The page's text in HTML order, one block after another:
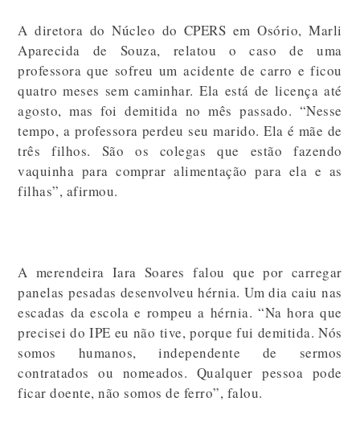
A diretora do Núcleo do CPERS em Osório, Marli
Aparecida de Souza, relatou o caso de uma
professora que sofreu um acidente de carro e ficou
quatro meses sem caminhar. Ela está de licença até
agosto, mas foi demitida no mês passado. “Nesse
tempo, a professora perdeu seu marido. Ela é mãe de
três filhos. São os colegas que estão fazendo
vaquinha para comprar alimentação para ela e as
filhas”, afirmou.
A merendeira Iara Soares falou que por carregar
panelas pesadas desenvolveu hérnia. Um dia caiu nas
escadas da escola e rompeu a hérnia. “Na hora que
precisei do IPE eu não tive, porque fui demitida. Nós
somos humanos, independente de sermos
contratados ou nomeados. Qualquer pessoa pode
ficar doente, não somos de ferro”, falou.